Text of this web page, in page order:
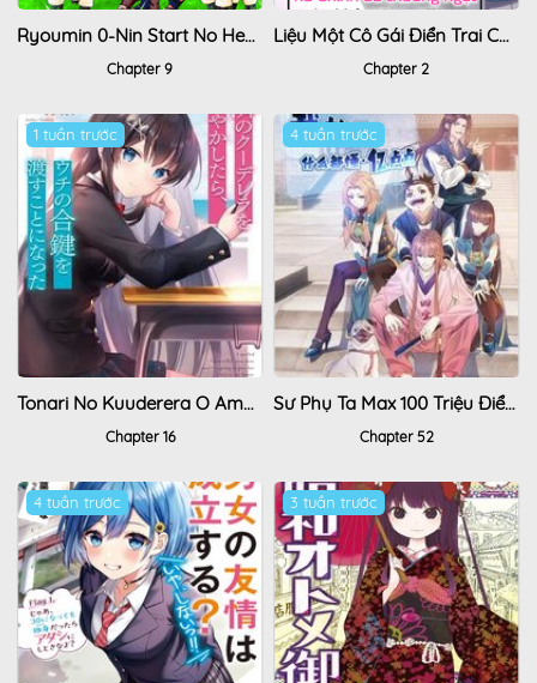
Ryoumin 0-Nin Start No Henkyou Ryoushusama
Chapter 9
Liệu Một Cô Gái Điển Trai Cũng Có Thể Trở Thành Nữ Chính Dễ Thương Ngọt Ngào Không?
Chapter 2
1 tuần trước
Tonari No Kuuderera O Amayakashitara, Uchi No Aikagi O Watasu Koto Ni Natta
Chapter 16
4 tuần trước
Sư Phụ Ta Max 100 Triệu Điểm Mọi Thứ
Chapter 52
4 tuần trước 3 tuần trước